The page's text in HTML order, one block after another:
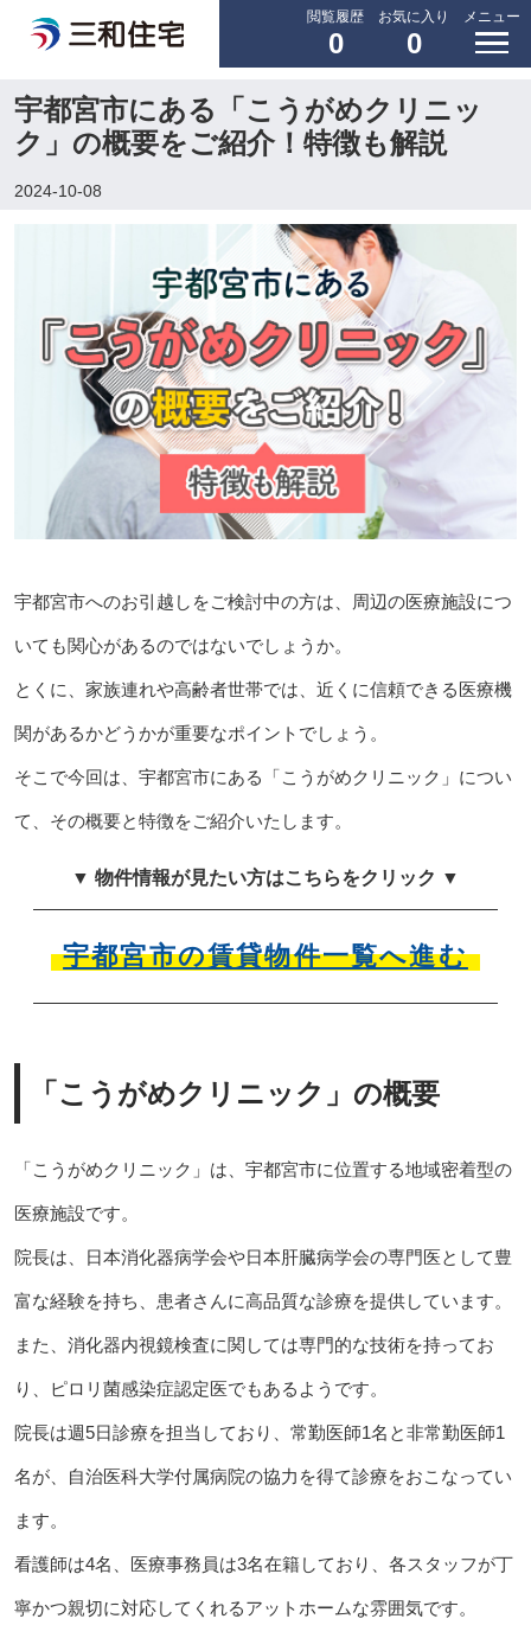
閲覧履歴
0
お気に入り
0
メニュー
宇都宮市にある「こうがめクリニッ
ク」の概要をご紹介！特徴も解説
2024-10-08
宇都宮市へのお引越しをご検討中の方は、周辺の医療施設につ
いても関心があるのではないでしょうか。
とくに、家族連れや高齢者世帯では、近くに信頼できる医療機
関があるかどうかが重要なポイントでしょう。
そこで今回は、宇都宮市にある「こうがめクリニック」につい
て、その概要と特徴をご紹介いたします。
▼ 物件情報が見たい方はこちらをクリック ▼
宇都宮市の賃貸物件一覧へ進む
「こうがめクリニック」の概要
「こうがめクリニック」は、宇都宮市に位置する地域密着型の
医療施設です。
院長は、日本消化器病学会や日本肝臓病学会の専門医として豊
富な経験を持ち、患者さんに高品質な診療を提供しています。
また、消化器内視鏡検査に関しては専門的な技術を持ってお
り、ピロリ菌感染症認定医でもあるようです。
院長は週5日診療を担当しており、常勤医師1名と非常勤医師1
名が、自治医科大学付属病院の協力を得て診療をおこなってい
ます。
看護師は4名、医療事務員は3名在籍しており、各スタッフが丁
寧かつ親切に対応してくれるアットホームな雰囲気です。